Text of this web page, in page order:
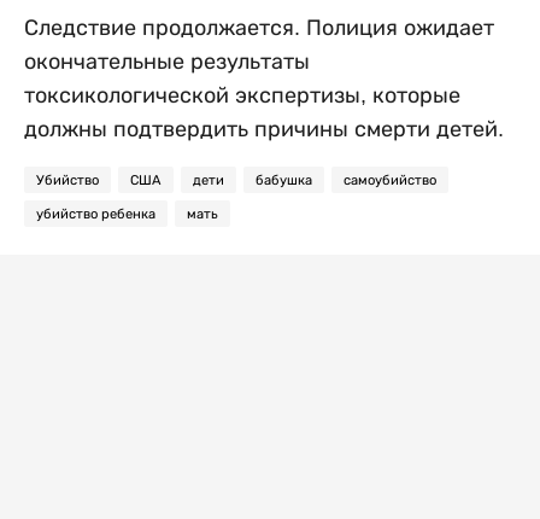
Следствие продолжается. Полиция ожидает
окончательные результаты
токсикологической экспертизы, которые
должны подтвердить причины смерти детей.
Убийство США дети бабушка самоубийство
убийство ребенка мать